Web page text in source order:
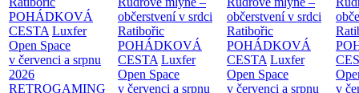
POHÁDKOVÁ
CESTA Luxfer
Open Space
v červenci a srpnu
2026
RETROGAMING
občerstvení v srdci
Ratibořic
POHÁDKOVÁ
CESTA Luxfer
Open Space
v červenci a srpnu
občerstvení v srdci
Ratibořic
POHÁDKOVÁ
CESTA Luxfer
Open Space
v červenci a srpnu
v